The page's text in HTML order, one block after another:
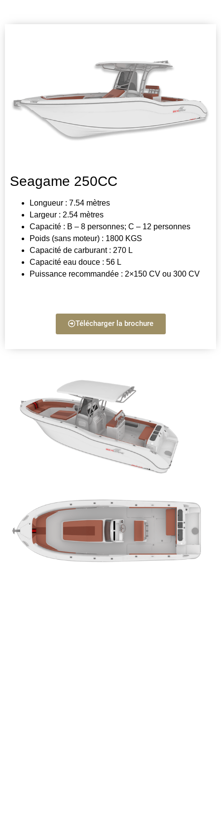
Seagame 250CC
Longueur : 7.54 mètres
Largeur : 2.54 mètres
Capacité : B – 8 personnes; C – 12 personnes
Poids (sans moteur) : 1800 KGS
Capacité de carburant : 270 L
Capacité eau douce : 56 L
Puissance recommandée : 2×150 CV ou 300 CV
Télécharger la brochure